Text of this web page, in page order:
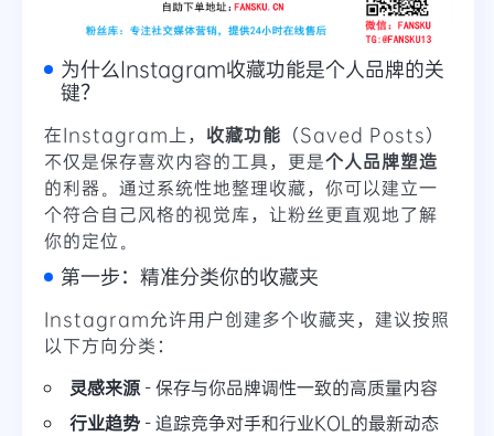
为什么Instagram收藏功能是个人品牌的关
键？
在Instagram上， 收藏功能 （Saved Posts）
不仅是保存喜欢内容的工具，更是个人品牌塑造
的利器。通过系统性地整理收藏，你可以建立一
个符合自己风格的视觉库，让粉丝更直观地了解
你的定位。
第一步：精准分类你的收藏夹
Instagram允许用户创建多个收藏夹，建议按照
以下方向分类：
灵感来源 - 保存与你品牌调性一致的高质量内容
行业趋势 - 追踪竞争对手和行业KOL的最新动态